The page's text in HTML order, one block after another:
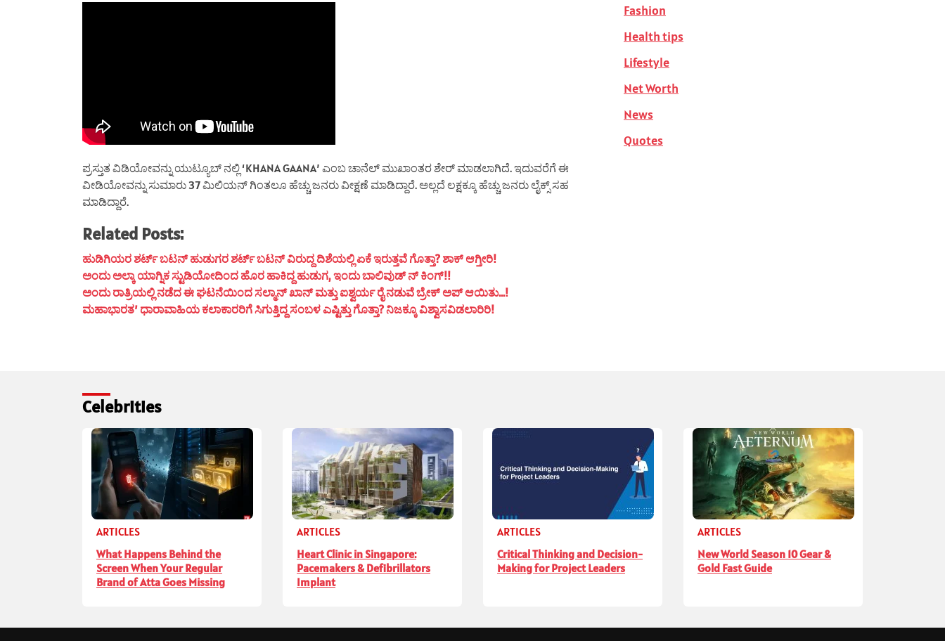
ಪ್ರಸ್ತುತ ವಿಡಿಯೋವನ್ನು ಯುಟ್ಯೂಬ್ ನಲ್ಲಿ ‘KHANA GAANA’ ಎಂಬ ಚಾನೆಲ್ ಮುಖಾಂತರ ಶೇರ್ ಮಾಡಲಾಗಿದೆ. ಇದುವರೆಗೆ ಈ
ವೀಡಿಯೋವನ್ನು ಸುಮಾರು 37 ಮಿಲಿಯನ್ ಗಿಂತಲೂ ಹೆಚ್ಚು ಜನರು ವೀಕ್ಷಣೆ ಮಾಡಿದ್ದಾರೆ. ಅಲ್ಲದೆ ಲಕ್ಷಕ್ಕೂ ಹೆಚ್ಚು ಜನರು ಲೈಕ್ಸ್ ಸಹ
ಮಾಡಿದ್ದಾರೆ.
Related Posts:
ಹುಡಿಗಿಯರ ಶರ್ಟ್ ಬಟನ್ ಹುಡುಗರ ಶರ್ಟ್ ಬಟನ್ ವಿರುದ್ದ ದಿಶೆಯಲ್ಲಿ ಏಕೆ ಇರುತ್ತವೆ ಗೊತ್ತಾ? ಶಾಕ್ ಆಗ್ತೀರಿ!
ಅಂದು ಅಲ್ಕಾ ಯಾಗ್ನಿಕ ಸ್ಟುಡಿಯೋದಿಂದ ಹೊರ ಹಾಕಿದ್ದ ಹುಡುಗ, ಇಂದು ಬಾಲಿವುಡ್ ನ್ ಕಿಂಗ್!!
ಅಂದು ರಾತ್ರಿಯಲ್ಲಿ ನಡೆದ ಈ ಘಟನೆಯಿಂದ ಸಲ್ಮಾನ್ ಖಾನ್ ಮತ್ತು ಐಶ್ವರ್ಯ ರೈ ನಡುವೆ ಬ್ರೇಕ್ ಅಪ್ ಆಯಿತು…!
ಮಹಾಭಾರತ’ ಧಾರಾವಾಹಿಯ ಕಲಾಕಾರರಿಗೆ ಸಿಗುತ್ತಿದ್ದ ಸಂಬಳ ಎಷ್ಟಿತ್ತು ಗೊತ್ತಾ? ನಿಜಕ್ಕೂ ವಿಶ್ವಾಸವಿಡಲಾರಿರಿ!
Fashion
Health tips
Lifestyle
Net Worth
News
Quotes
Celebrities
ARTICLES
What Happens Behind the
Screen When Your Regular
Brand of Atta Goes Missing
ARTICLES
Heart Clinic in Singapore:
Pacemakers & Defibrillators
Implant
ARTICLES
Critical Thinking and Decision-
Making for Project Leaders
ARTICLES
New World Season 10 Gear &
Gold Fast Guide